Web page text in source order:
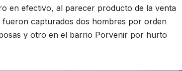
en efectivo, al parecer producto de la venta
fueron capturados dos hombres por orden
y otro en el barrio Porvenir por hurto